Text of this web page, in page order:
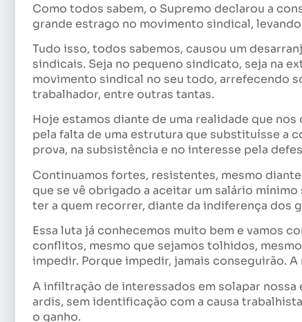
Como todos sabem, o Supremo declarou a
grande estrago no movimento sindical,
Tudo isso, todos sabemos, causou um
sindicais. Seja no pequeno sindicato, seja na
movimento sindical no seu todo, arrefecendo
trabalhador, entre outras tantas.
Hoje estamos diante de uma realidade que
pela falta de uma estrutura que substituísse a
prova, na subsistência e no interesse pela
Continuamos fortes, resistentes, mesmo
que se vê obrigado a aceitar um salário
ter a quem recorrer, diante da indiferença dos
Essa luta já conhecemos muito bem e vamos
conflitos, mesmo que sejamos tolhidos,
impedir. Porque impedir, jamais conseguirão.
A infiltração de interessados em solapar
ardis, sem identificação com a causa
o ganho.